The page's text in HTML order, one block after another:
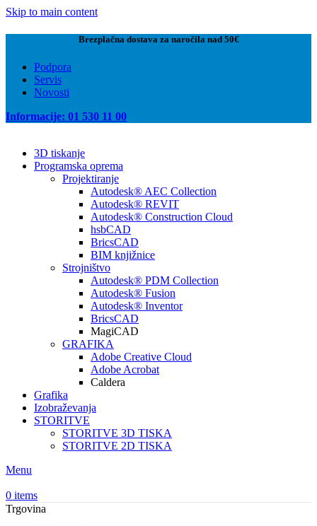
Skip to main content
Brezplačna dostava za naročila nad 50€
Podpora
Servis
Novosti
Informacije: 01 530 11 00
3D tiskanje
Programska oprema
Projektiranje
Autodesk® AEC Collection
Autodesk® REVIT
Autodesk® Construction Cloud
hsbCAD
BricsCAD
BIM knjižnice
Strojništvo
Autodesk® PDM Collection
Autodesk® Fusion
Autodesk® Inventor
BricsCAD
MagiCAD
GRAFIKA
Adobe Creative Cloud
Adobe Acrobat
Caldera
Grafika
Izobraževanja
STORITVE
STORITVE 3D TISKA
STORITVE 2D TISKA
Menu
0 items
Trgovina